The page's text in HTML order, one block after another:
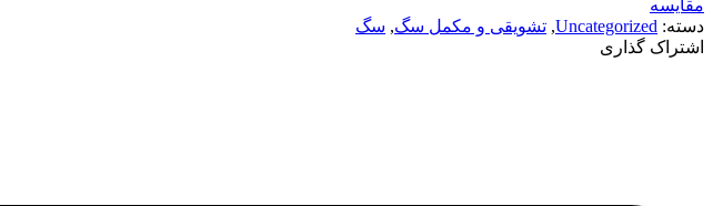
مقایسه
دسته: Uncategorized
, تشویقی و مکمل سگ, سگ
اشتراک گذاری